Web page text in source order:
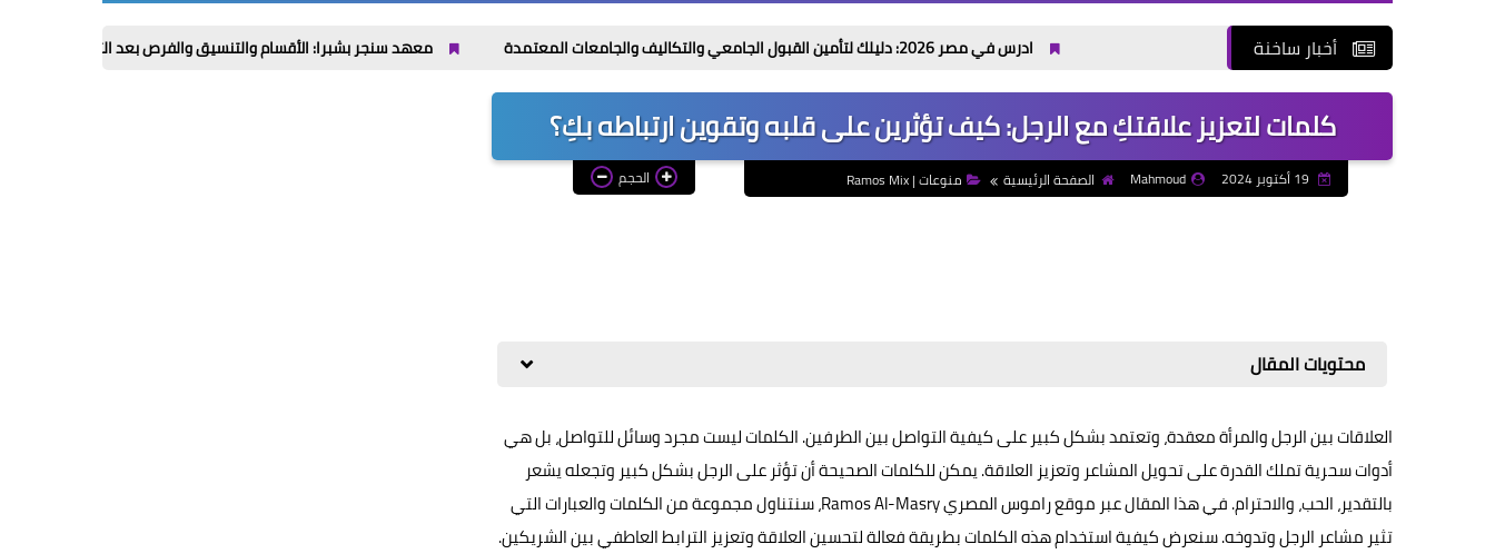
أخبار ساخنة ادرس في مصر 2026: دليلك لتأمين القبول الجامعي والتكاليف والجامعات المعتمدة معهد سنجر بشبرا: الأقسام والتنسيق والفرص بعد التخرج حتى 2026 / 2027
كلمات لتعزيز علاقتكِ مع الرجل: كيف تؤثرين على قلبه وتقوين ارتباطه بكِ؟
Mahmoud الصفحة الرئيسية منوعات | Ramos Mix الحجم
محتويات المقال
العلاقات بين الرجل والمرأة معقدة، وتعتمد بشكل كبير على كيفية التواصل بين الطرفين. الكلمات ليست مجرد وسائل للتواصل، بل هي
أدوات سحرية تملك القدرة على تحويل المشاعر وتعزيز العلاقة. يمكن للكلمات الصحيحة أن تؤثر على الرجل بشكل كبير وتجعله يشعر
بالتقدير، الحب، والاحترام. في هذا المقال عبر موقع راموس المصري Ramos Al-Masry، سنتناول مجموعة من الكلمات والعبارات التي
تثير مشاعر الرجل وتدوخه. سنعرض كيفية استخدام هذه الكلمات بطريقة فعالة لتحسين العلاقة وتعزيز الترابط العاطفي بين الشريكين.